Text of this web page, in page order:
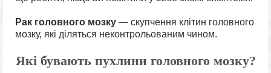
Рак головного мозку — скупчення клітин головного
мозку, які діляться неконтрольованим чином.
Які бувають пухлини головного мозку?